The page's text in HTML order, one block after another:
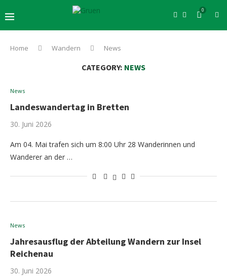
0
Home Wandern News
CATEGORY: NEWS
News
Landeswandertag in Bretten
30. Juni 2026
Am 04. Mai trafen sich um 8:00 Uhr 28 Wanderinnen und
Wanderer an der …
News
Jahresausflug der Abteilung Wandern zur Insel
Reichenau
30. Juni 2026